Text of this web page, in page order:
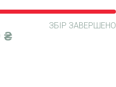
₴
ЗБІР ЗАВЕРШЕНО